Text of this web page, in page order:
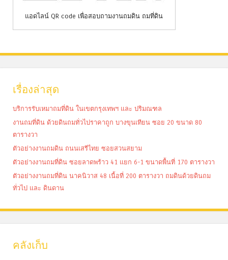
แอดไลน์ QR code เพื่อสอบถามงานถมดิน ถมที่ดิน
เรื่องล่าสุด
บริการรับเหมาถมที่ดิน ในเขตกรุงเทพฯ และ ปริมณฑล
งานถมที่ดิน ด้วยดินถมทั่วไปราคาถูก บางขุนเทียน ซอย 20 ขนาด 80
ตารางวา
ตัวอย่างงานถมดิน ถนนเสรีไทย ซอยสวนสยาม
ตัวอย่างงานถมที่ดิน ซอยลาดพร้าว 41 แยก 6-1 ขนาดพื้นที่ 170 ตารางวา
ตัวอย่างงานถมที่ดิน นาคนิวาส 48 เนื้อที่ 200 ตารางวา ถมดินด้วยดินถม
ทั่วไป และ ดินดาน
คลังเก็บ